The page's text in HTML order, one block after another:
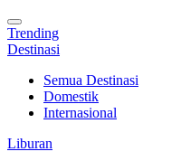
Trending
Destinasi
Semua Destinasi
Domestik
Internasional
Liburan